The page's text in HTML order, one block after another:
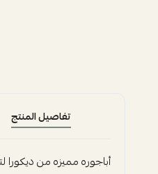
تفاصيل المنتج
أباجوره مميزه من ديكورا